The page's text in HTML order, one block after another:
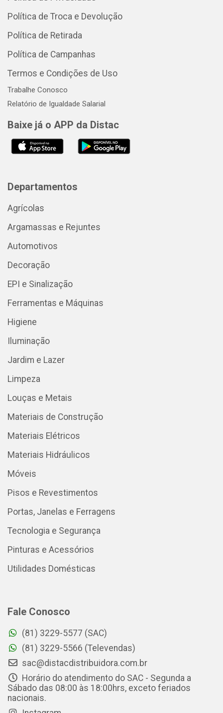
Política de Troca e Devolução
Política de Retirada
Política de Campanhas
Termos e Condições de Uso
Trabalhe Conosco
Relatório de Igualdade Salarial
Baixe já o APP da Distac
Departamentos
Agrícolas
Argamassas e Rejuntes
Automotivos
Decoração
EPI e Sinalização
Ferramentas e Máquinas
Higiene
Iluminação
Jardim e Lazer
Limpeza
Louças e Metais
Materiais de Construção
Materiais Elétricos
Materiais Hidráulicos
Móveis
Pisos e Revestimentos
Portas, Janelas e Ferragens
Tecnologia e Segurança
Pinturas e Acessórios
Utilidades Domésticas
Fale Conosco
(81) 3229-5577 (SAC)
(81) 3229-5566 (Televendas)
sac@distacdistribuidora.com.br
Horário do atendimento do SAC - Segunda a
Sábado das 08:00 às 18:00hrs, exceto feriados
nacionais.